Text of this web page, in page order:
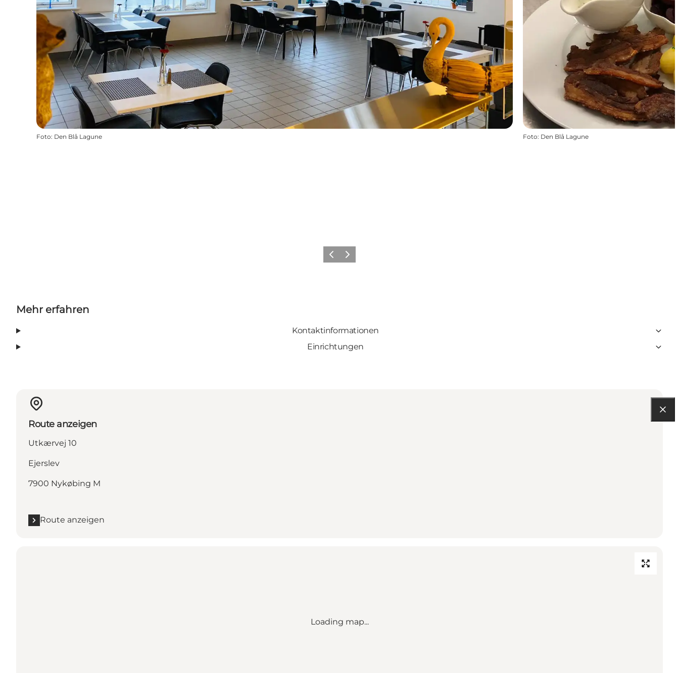
Foto: Den Blå Lagune Foto: Den Blå Lagune
Vorherige Folie
Nächste Folie
Mehr erfahren
Kontaktinformationen
Einrichtungen
Route anzeigen
Utkærvej 10
Ejerslev
7900 Nykøbing M
Route anzeigen
Loading map...